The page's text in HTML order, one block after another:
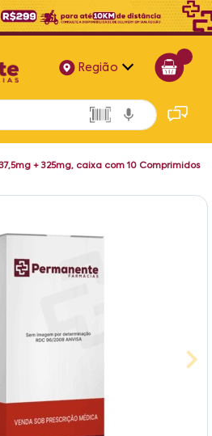
Região
Alagoas
Bahia
+ 325mg, caixa com 10 Comprimidos